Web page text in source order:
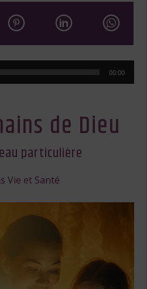
00:00
de Dieu
particulière
Vie et Santé